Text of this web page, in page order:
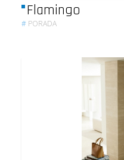
Flamingo
# PORADA